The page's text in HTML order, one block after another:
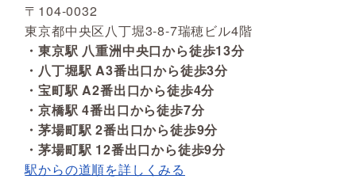
〒104-0032
東京都中央区八丁堀3-8-7瑞穂ビル4階
・東京駅 八重洲中央口から徒歩13分
・八丁堀駅 A3番出口から徒歩3分
・宝町駅 A2番出口から徒歩4分
・京橋駅 4番出口から徒歩7分
・茅場町駅 2番出口から徒歩9分
・茅場町駅 12番出口から徒歩9分
駅からの道順を詳しくみる